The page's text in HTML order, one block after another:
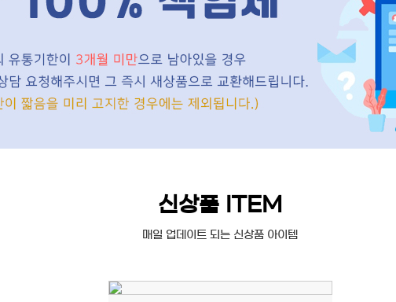
신상품 ITEM
매일 업데이트 되는 신상품 아이템